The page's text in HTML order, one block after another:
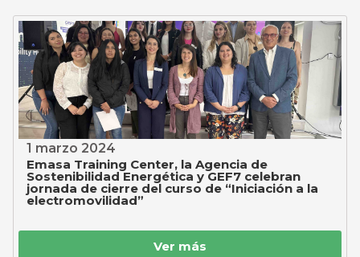
1 marzo 2024
Emasa Training Center, la Agencia de
Sostenibilidad Energética y GEF7 celebran
jornada de cierre del curso de “Iniciación a la
electromovilidad”
Ver más